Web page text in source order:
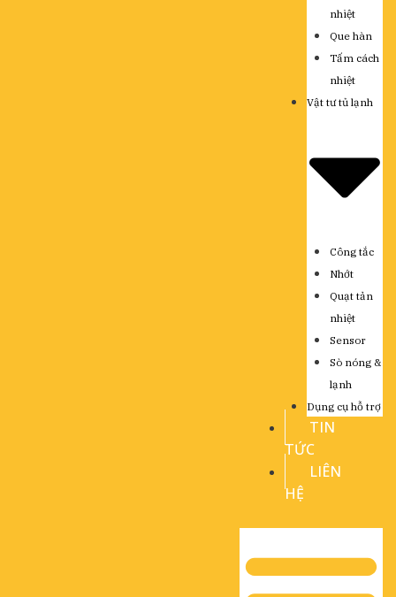
nhiệt
Que hàn
Tấm cách
nhiệt
Vật tư tủ lạnh
Công tắc
Nhớt
Quạt tản
nhiệt
Sensor
Sò nóng &
lạnh
Dụng cụ hỗ trợ
TIN
TỨC
LIÊN
HỆ